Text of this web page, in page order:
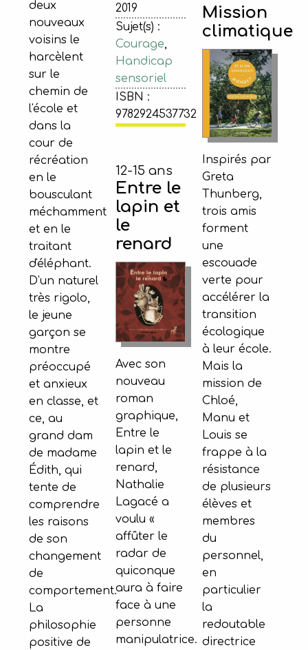
deux
nouveaux
voisins le
harcèlent
sur le
chemin de
l'école et
dans la
cour de
récréation
en le
bousculant
méchamment
et en le
traitant
d'éléphant.
D'un naturel
très rigolo,
le jeune
garçon se
montre
préoccupé
et anxieux
en classe, et
ce, au
grand dam
de madame
Édith, qui
tente de
comprendre
les raisons
de son
changement
de
comportement.
La
philosophie
positive de
2019
Sujet(s) :
Courage,
Handicap
sensoriel
ISBN :
9782924537732
12-15 ans
Entre le
lapin et
le
renard
Avec son
nouveau
roman
graphique,
Entre le
lapin et le
renard,
Nathalie
Lagacé a
voulu «
affûter le
radar de
quiconque
aura à faire
face à une
personne
manipulatrice.
Mission
climatique
Inspirés par
Greta
Thunberg,
trois amis
forment
une
escouade
verte pour
accélérer la
transition
écologique
à leur école.
Mais la
mission de
Chloé,
Manu et
Louis se
frappe à la
résistance
de plusieurs
élèves et
membres
du
personnel,
en
particulier
la
redoutable
directrice